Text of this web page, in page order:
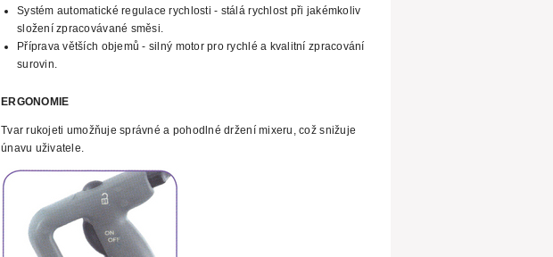
Systém automatické regulace rychlosti - stálá rychlost při jakémkoliv
složení zpracovávané směsi.
Příprava větších objemů - silný motor pro rychlé a kvalitní zpracování
surovin.
ERGONOMIE
Tvar rukojeti umožňuje správné a pohodlné držení mixeru,což snižuje
únavu uživatele.